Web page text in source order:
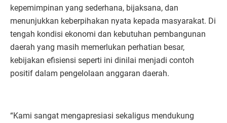
kepemimpinan yang sederhana, bijaksana, dan
menunjukkan keberpihakan nyata kepada masyarakat. Di
tengah kondisi ekonomi dan kebutuhan pembangunan
daerah yang masih memerlukan perhatian besar,
kebijakan efisiensi seperti ini dinilai menjadi contoh
positif dalam pengelolaan anggaran daerah.
“Kami sangat mengapresiasi sekaligus mendukung